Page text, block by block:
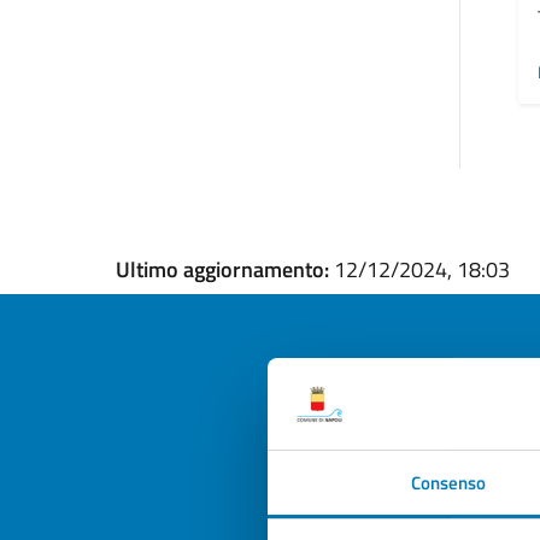
Consenso
Ultimo aggiornamento: 12/12/2024, 18:03
Valuta